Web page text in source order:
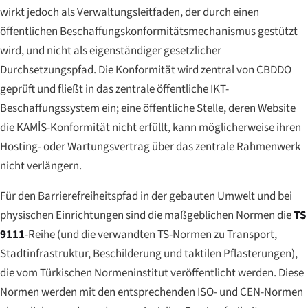
wirkt jedoch als Verwaltungsleitfaden, der durch einen
öffentlichen Beschaffungskonformitätsmechanismus gestützt
wird, und nicht als eigenständiger gesetzlicher
Durchsetzungspfad. Die Konformität wird zentral von CBDDO
geprüft und fließt in das zentrale öffentliche IKT-
Beschaffungssystem ein; eine öffentliche Stelle, deren Website
die KAMİS-Konformität nicht erfüllt, kann möglicherweise ihren
Hosting- oder Wartungsvertrag über das zentrale Rahmenwerk
nicht verlängern.
Für den Barrierefreiheitspfad in der gebauten Umwelt und bei
physischen Einrichtungen sind die maßgeblichen Normen dieTS
9111-Reihe (und die verwandten TS-Normen zu Transport,
Stadtinfrastruktur, Beschilderung und taktilen Pflasterungen),
die vom Türkischen Normeninstitut veröffentlicht werden. Diese
Normen werden mit den entsprechenden ISO- und CEN-Normen